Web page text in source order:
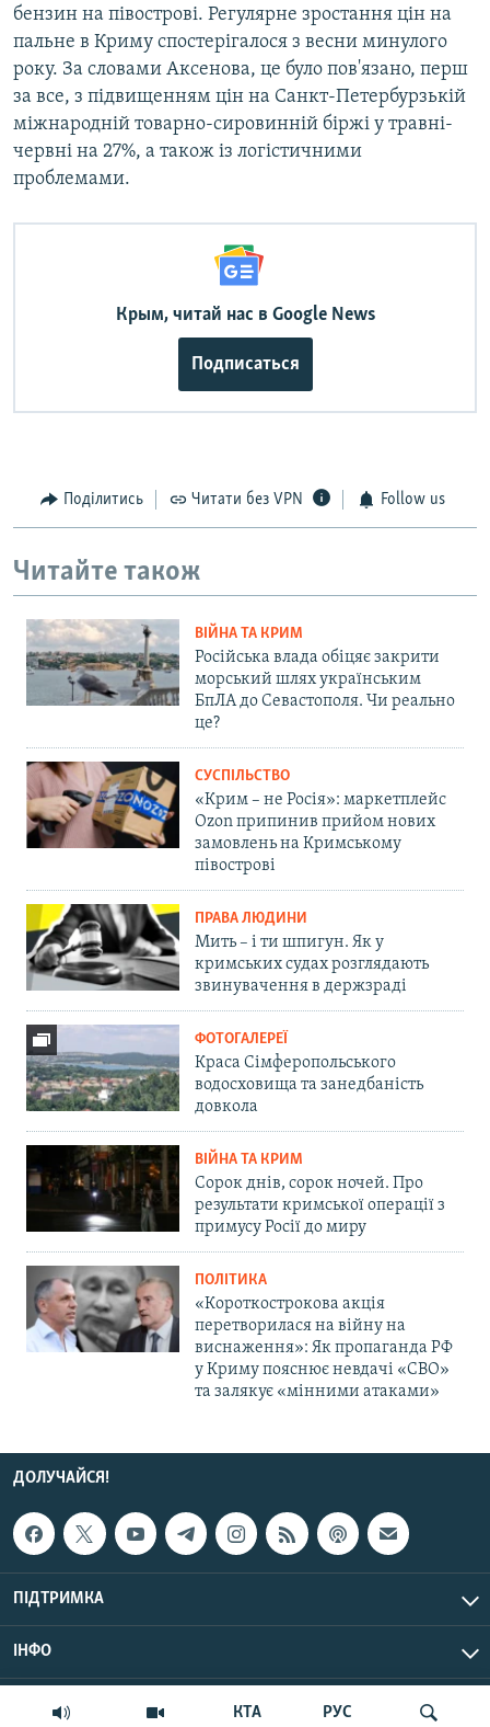
КТА РУС
бензин на півострові. Регулярне зростання цін на
пальне в Криму спостерігалося з весни минулого
року. За словами Аксенова, це було пов'язано, перш
за все, з підвищенням цін на Санкт-Петербурзькій
міжнародній товарно-сировинній біржі у травні-
червні на 27%, а також із логістичними
проблемами.
Крым, читай нас в Google News
Подписаться
Поділитись Читати без VPN Follow us
Читайте також
ВІЙНА ТА КРИМ
Російська влада обіцяє закрити
морський шлях українським
БпЛА до Севастополя. Чи реально
це?
СУСПІЛЬСТВО
«Крим – не Росія»: маркетплейс
Ozon припинив прийом нових
замовлень на Кримському
півострові
ПРАВА ЛЮДИНИ
Мить – і ти шпигун. Як у
кримських судах розглядають
звинувачення в держзраді
ФОТОГАЛЕРЕЇ
Краса Сімферопольського
водосховища та занедбаність
довкола
ВІЙНА ТА КРИМ
Сорок днів, сорок ночей. Про
результати кримської операції з
примусу Росії до миру
ПОЛІТИКА
«Короткострокова акція
перетворилася на війну на
виснаження»: Як пропаганда РФ
у Криму пояснює невдачі «СВО»
та залякує «мінними атаками»
ДОЛУЧАЙСЯ!
ПІДТРИМКА
ІНФО
© Крим.Реалії, 2026 | Усі права застережено.